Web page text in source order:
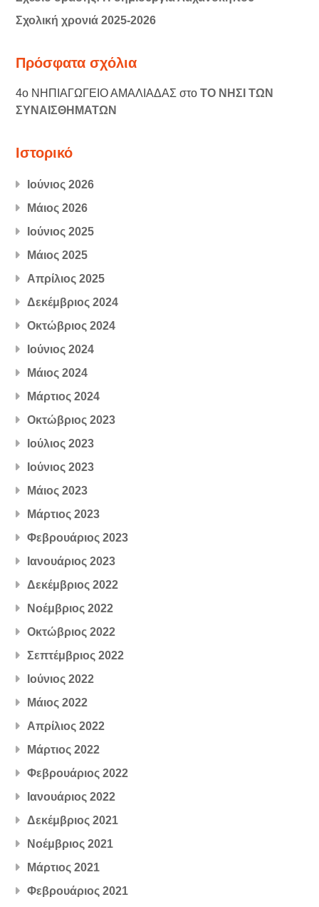
Σχολική χρονιά 2025-2026
Πρόσφατα σχόλια
4ο ΝΗΠΙΑΓΩΓΕΙΟ ΑΜΑΛΙΑΔΑΣ στοΤΟ ΝΗΣΙ ΤΩΝ
ΣΥΝΑΙΣΘΗΜΑΤΩΝ
Ιστορικό
Ιούνιος 2026
Μάιος 2026
Ιούνιος 2025
Μάιος 2025
Απρίλιος 2025
Δεκέμβριος 2024
Οκτώβριος 2024
Ιούνιος 2024
Μάιος 2024
Μάρτιος 2024
Οκτώβριος 2023
Ιούλιος 2023
Ιούνιος 2023
Μάιος 2023
Μάρτιος 2023
Φεβρουάριος 2023
Ιανουάριος 2023
Δεκέμβριος 2022
Νοέμβριος 2022
Οκτώβριος 2022
Σεπτέμβριος 2022
Ιούνιος 2022
Μάιος 2022
Απρίλιος 2022
Μάρτιος 2022
Φεβρουάριος 2022
Ιανουάριος 2022
Δεκέμβριος 2021
Νοέμβριος 2021
Μάρτιος 2021
Φεβρουάριος 2021